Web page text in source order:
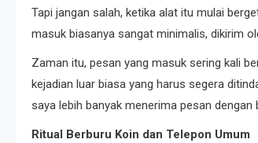
Tapi jangan salah, ketika alat itu mulai
masuk biasanya sangat minimalis, dikirim
Zaman itu, pesan yang masuk sering kali
kejadian luar biasa yang harus segera
saya lebih banyak menerima pesan
Ritual Berburu Koin dan Telepon Umum